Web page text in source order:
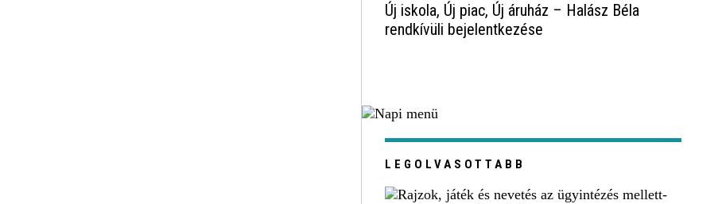
LEGOLVASOTTABB
Új iskola, Új piac, Új áruház – Halász Béla
rendkívüli bejelentkezése